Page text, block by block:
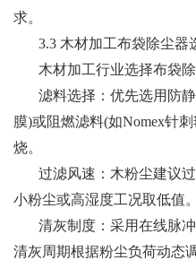
求。
3.3 木材加工布袋除尘器
木材加工行业选择布袋
滤料选择：优先选用防
膜)或阻燃滤料(如Nomex针
烧。
过滤风速：木粉尘建议
小粉尘或高湿度工况取低值。
清灰制度：采用在线脉冲
清灰周期根据粉尘负荷动态调